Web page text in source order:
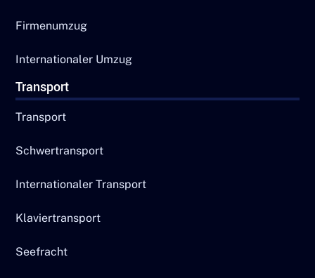
Firmenumzug
Internationaler Umzug
Transport
Transport
Schwertransport
Internationaler Transport
Klaviertransport
Seefracht